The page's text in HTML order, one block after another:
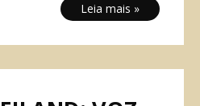
Leia mais »